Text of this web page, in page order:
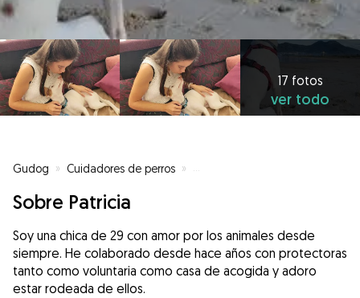
17 fotos
ver todo
Gudog » Cuidadores de perros » Cuidadores de perros en
Sobre Patricia
Soy una chica de 29 con amor por los animales desde
siempre. He colaborado desde hace años con protectoras
tanto como voluntaria como casa de acogida y adoro
estar rodeada de ellos.